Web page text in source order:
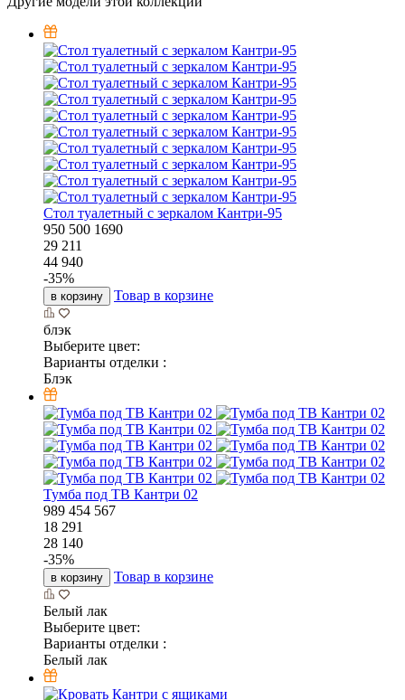
Стол туалетный с зеркалом Кантри-95
950 500 1690
29 211
44 940
-35%
в корзину Товар в корзине
блэк
Выберите цвет:
Варианты отделки :
Блэк
Тумба под ТВ Кантри 02
989 454 567
18 291
28 140
-35%
в корзину Товар в корзине
Белый лак
Выберите цвет:
Варианты отделки :
Белый лак